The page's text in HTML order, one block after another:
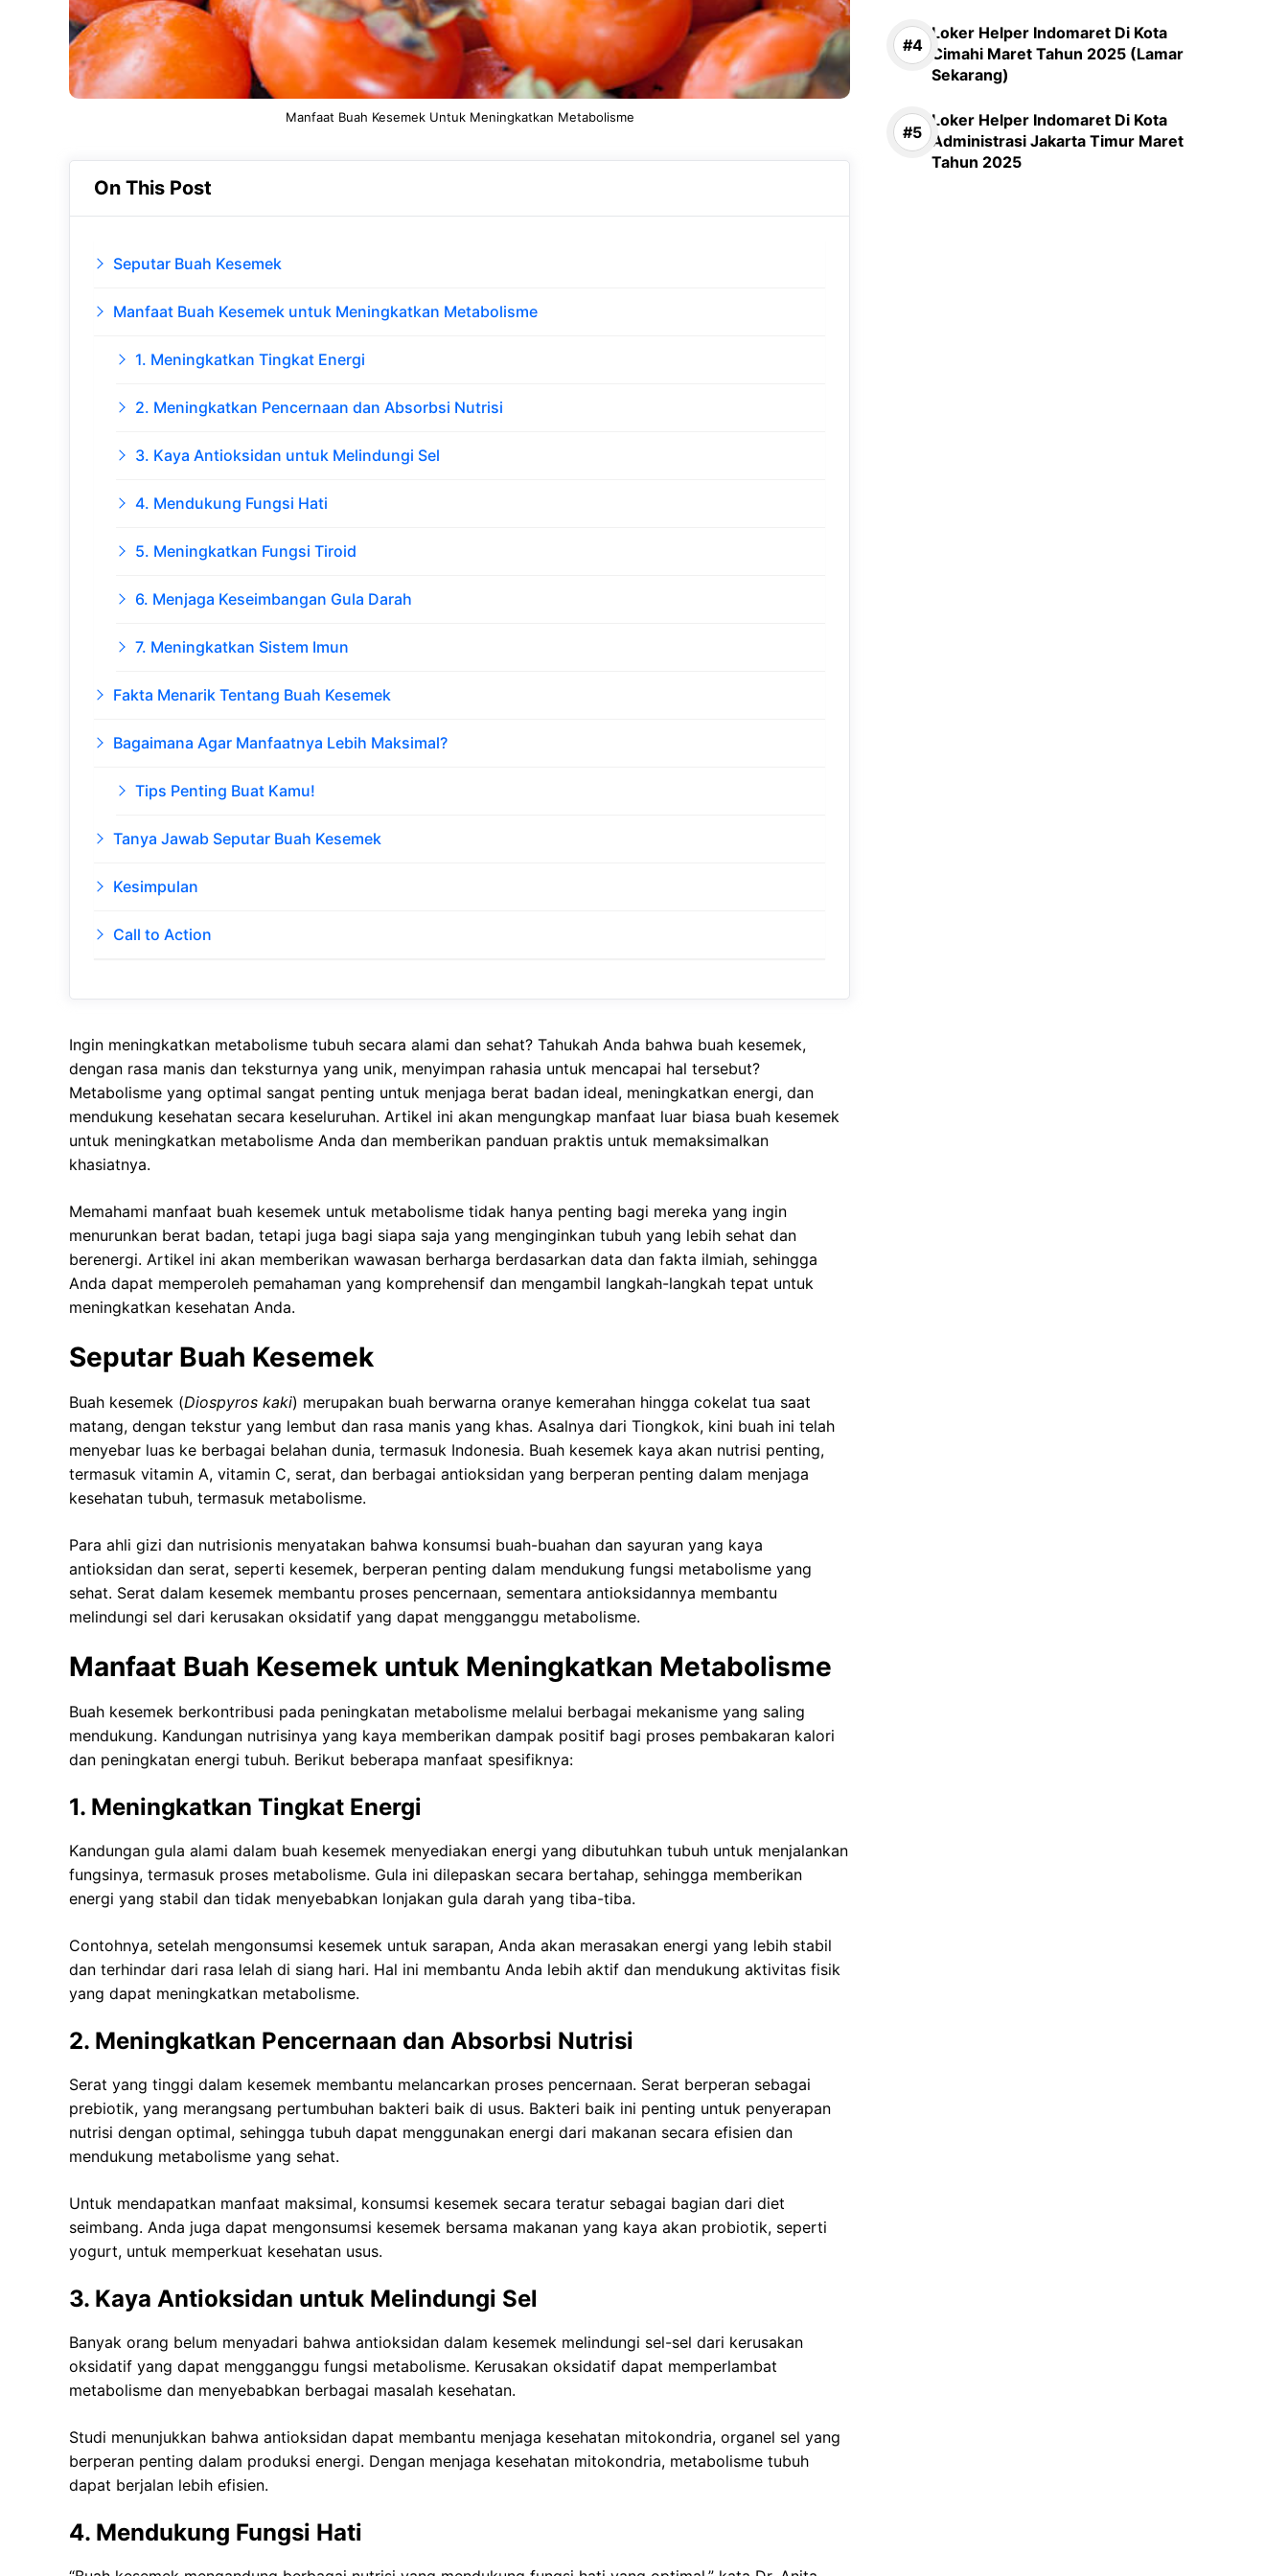
Manfaat Buah Kesemek Untuk Meningkatkan Metabolisme
On This Post
Seputar Buah Kesemek
Manfaat Buah Kesemek untuk Meningkatkan Metabolisme
1. Meningkatkan Tingkat Energi
2. Meningkatkan Pencernaan dan Absorbsi Nutrisi
3. Kaya Antioksidan untuk Melindungi Sel
4. Mendukung Fungsi Hati
5. Meningkatkan Fungsi Tiroid
6. Menjaga Keseimbangan Gula Darah
7. Meningkatkan Sistem Imun
Fakta Menarik Tentang Buah Kesemek
Bagaimana Agar Manfaatnya Lebih Maksimal?
Tips Penting Buat Kamu!
Tanya Jawab Seputar Buah Kesemek
Kesimpulan
Call to Action
Ingin meningkatkan metabolisme tubuh secara alami dan sehat? Tahukah Anda bahwa buah kesemek,
dengan rasa manis dan teksturnya yang unik, menyimpan rahasia untuk mencapai hal tersebut?
Metabolisme yang optimal sangat penting untuk menjaga berat badan ideal, meningkatkan energi, dan
mendukung kesehatan secara keseluruhan. Artikel ini akan mengungkap manfaat luar biasa buah kesemek
untuk meningkatkan metabolisme Anda dan memberikan panduan praktis untuk memaksimalkan
khasiatnya.
Memahami manfaat buah kesemek untuk metabolisme tidak hanya penting bagi mereka yang ingin
menurunkan berat badan, tetapi juga bagi siapa saja yang menginginkan tubuh yang lebih sehat dan
berenergi. Artikel ini akan memberikan wawasan berharga berdasarkan data dan fakta ilmiah, sehingga
Anda dapat memperoleh pemahaman yang komprehensif dan mengambil langkah-langkah tepat untuk
meningkatkan kesehatan Anda.
Seputar Buah Kesemek
Buah kesemek (Diospyros kaki) merupakan buah berwarna oranye kemerahan hingga cokelat tua saat
matang, dengan tekstur yang lembut dan rasa manis yang khas. Asalnya dari Tiongkok, kini buah ini telah
menyebar luas ke berbagai belahan dunia, termasuk Indonesia. Buah kesemek kaya akan nutrisi penting,
termasuk vitamin A, vitamin C, serat, dan berbagai antioksidan yang berperan penting dalam menjaga
kesehatan tubuh, termasuk metabolisme.
Para ahli gizi dan nutrisionis menyatakan bahwa konsumsi buah-buahan dan sayuran yang kaya
antioksidan dan serat, seperti kesemek, berperan penting dalam mendukung fungsi metabolisme yang
sehat. Serat dalam kesemek membantu proses pencernaan, sementara antioksidannya membantu
melindungi sel dari kerusakan oksidatif yang dapat mengganggu metabolisme.
Manfaat Buah Kesemek untuk Meningkatkan Metabolisme
Buah kesemek berkontribusi pada peningkatan metabolisme melalui berbagai mekanisme yang saling
mendukung. Kandungan nutrisinya yang kaya memberikan dampak positif bagi proses pembakaran kalori
dan peningkatan energi tubuh. Berikut beberapa manfaat spesifiknya:
1. Meningkatkan Tingkat Energi
Kandungan gula alami dalam buah kesemek menyediakan energi yang dibutuhkan tubuh untuk menjalankan
fungsinya, termasuk proses metabolisme. Gula ini dilepaskan secara bertahap, sehingga memberikan
energi yang stabil dan tidak menyebabkan lonjakan gula darah yang tiba-tiba.
Contohnya, setelah mengonsumsi kesemek untuk sarapan, Anda akan merasakan energi yang lebih stabil
dan terhindar dari rasa lelah di siang hari. Hal ini membantu Anda lebih aktif dan mendukung aktivitas fisik
yang dapat meningkatkan metabolisme.
2. Meningkatkan Pencernaan dan Absorbsi Nutrisi
Serat yang tinggi dalam kesemek membantu melancarkan proses pencernaan. Serat berperan sebagai
prebiotik, yang merangsang pertumbuhan bakteri baik di usus. Bakteri baik ini penting untuk penyerapan
nutrisi dengan optimal, sehingga tubuh dapat menggunakan energi dari makanan secara efisien dan
mendukung metabolisme yang sehat.
Untuk mendapatkan manfaat maksimal, konsumsi kesemek secara teratur sebagai bagian dari diet
seimbang. Anda juga dapat mengonsumsi kesemek bersama makanan yang kaya akan probiotik, seperti
yogurt, untuk memperkuat kesehatan usus.
3. Kaya Antioksidan untuk Melindungi Sel
Banyak orang belum menyadari bahwa antioksidan dalam kesemek melindungi sel-sel dari kerusakan
oksidatif yang dapat mengganggu fungsi metabolisme. Kerusakan oksidatif dapat memperlambat
metabolisme dan menyebabkan berbagai masalah kesehatan.
Studi menunjukkan bahwa antioksidan dapat membantu menjaga kesehatan mitokondria, organel sel yang
berperan penting dalam produksi energi. Dengan menjaga kesehatan mitokondria, metabolisme tubuh
dapat berjalan lebih efisien.
4. Mendukung Fungsi Hati
Loker Helper Indomaret Di Kota
Cimahi Maret Tahun 2025 (Lamar
Sekarang)
Loker Helper Indomaret Di Kota
Administrasi Jakarta Timur Maret
Tahun 2025